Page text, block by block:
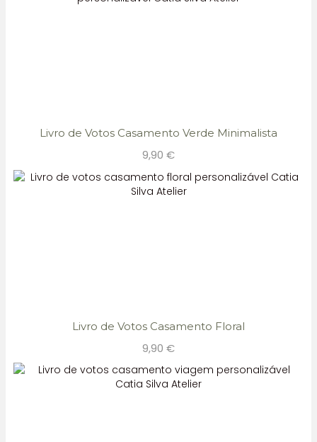
Livro de Votos Casamento Verde Minimalista
9,90 €
Livro de Votos Casamento Floral
9,90 €